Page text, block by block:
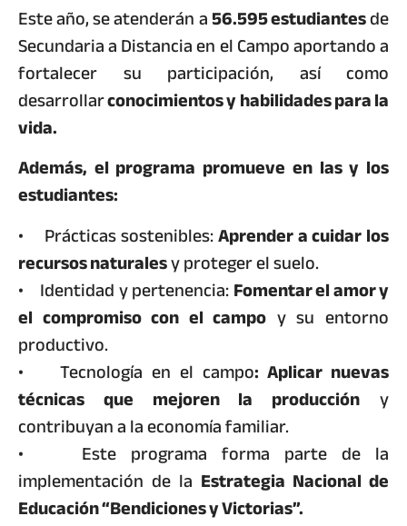
Este año, se atenderán a56.595 estudiantesde
Secundaria a Distancia en el Campo aportando a
fortalecer su participación, así como
desarrollarconocimientos y habilidades para la
vida.
Además, el programa promueve en las y los
estudiantes:
• Prácticas sostenibles:Aprender a cuidar los
recursos naturalesy proteger el suelo.
• Identidad y pertenencia:Fomentar el amor y
el compromiso con el campo y su entorno
productivo.
• Tecnología en el campo: Aplicar nuevas
técnicas que mejoren la producción y
contribuyan a la economía familiar.
• Este programa forma parte de la
implementación de la Estrategia Nacional de
Educación “Bendiciones y Victorias”.